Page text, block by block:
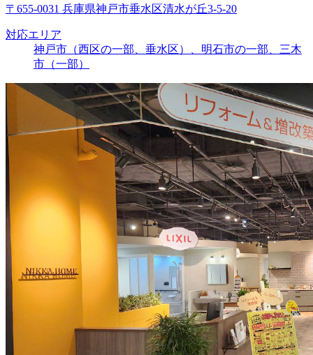
〒655-0031 兵庫県神戸市垂水区清水が丘3-5-20
対応エリア
神戸市（西区の一部、垂水区）、明石市の一部、三木
市（一部）